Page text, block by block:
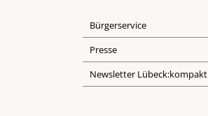
Bürgerservice
Presse
Newsletter Lübeck:kompakt